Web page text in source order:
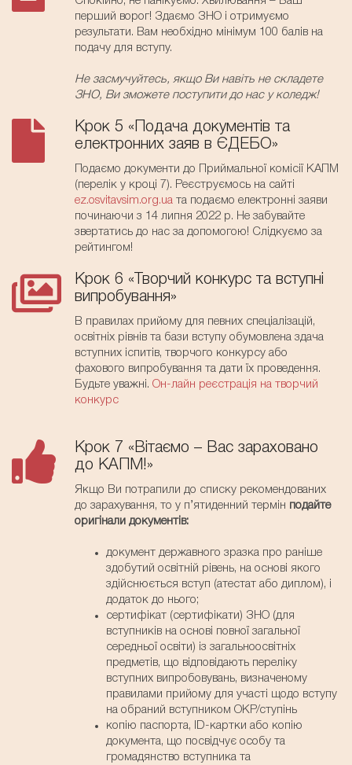
перший ворог! Здаємо ЗНО і отримуємо
результати. Вам необхідно мінімум 100 балів на
подачу для вступу.
Не засмучуйтесь, якщо Ви навіть не складете
ЗНО, Ви зможете поступити до нас у коледж!
Крок 5 «Подача документів та
електронних заяв в ЄДЕБО»
Подаємо документи до Приймальної комісії КАПМ
(перелік у кроці 7). Реєструємось на сайті
ez.osvitavsim.org.ua та подаємо електронні заяви
починаючи з 14 липня 2022 р. Не забувайте
звертатись до нас за допомогою! Слідкуємо за
рейтингом!
Крок 6 «Творчий конкурс та вступні
випробування»
В правилах прийому для певних спеціалізацій,
освітніх рівнів та бази вступу обумовлена здача
вступних іспитів, творчого конкурсу або
фахового випробування та дати їх проведення.
Будьте уважні. Он-лайн реєстрація на творчий
конкурс
Крок 7 «Вітаємо – Вас зараховано
до КАПМ!»
Якщо Ви потрапили до списку рекомендованих
до зарахування, то у п’ятиденний термін подайте
оригінали документів:
документ державного зразка про раніше
здобутий освітній рівень, на основі якого
здійснюється вступ (атестат або диплом), і
додаток до нього;
сертифікат (сертифікати) ЗНО (для
вступників на основі повної загальної
середньої освіти) із загальноосвітніх
предметів, що відповідають переліку
вступних випробовувань, визначеному
правилами прийому для участі щодо вступу
на обраний вступником ОКР/ступінь
копію паспорта, ID-картки або копію
документа, що посвідчує особу та
громадянство вступника та